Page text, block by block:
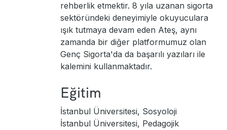
rehberlik etmektir. 8 yıla uzanan sigorta
sektöründeki deneyimiyle okuyuculara
ışık tutmaya devam eden Ateş, aynı
zamanda bir diğer platformumuz olan
Genç Sigorta'da da başarılı yazıları ile
kalemini kullanmaktadır.
Eğitim
İstanbul Üniversitesi, Sosyoloji
İstanbul Üniversitesi, Pedagojik